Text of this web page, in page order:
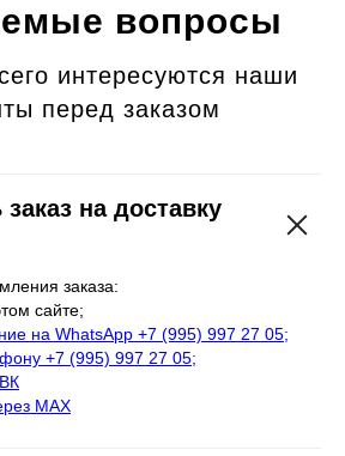
вопросы
интересуются наши
перед заказом
на доставку
заказа:
сайте;
на WhatsApp +7 (995) 997 27 05;
+7 (995) 997 27 05;
МАХ